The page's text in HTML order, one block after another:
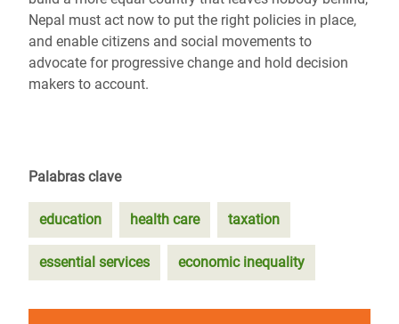
Nepal must act now to put the right policies in place,
and enable citizens and social movements to
advocate for progressive change and hold decision
makers to account.
Palabras clave
education health care taxation
essential services economic inequality